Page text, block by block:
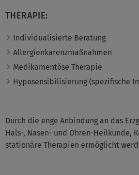
THERAPIE:
Individualisierte Beratung
Allergienkarenzmaßnahmen
Medikamentöse Therapie
Hyposensibilisierung (spezifische
Durch die enge Anbindung an das
Hals-, Nasen- und Ohren-Heilkunde,
stationäre Therapien ermöglicht